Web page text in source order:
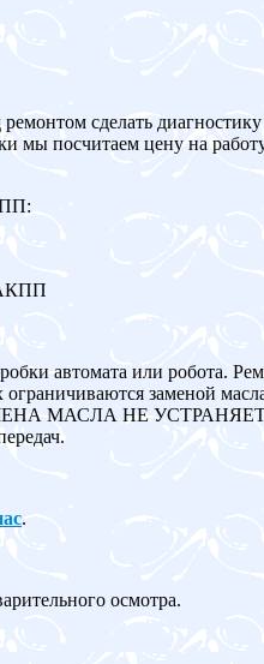
сделать
мы посчитаем цену на
АКПП
автомата или робота.
заменой
ЗАМЕНА МАСЛА НЕ
.
осмотра.